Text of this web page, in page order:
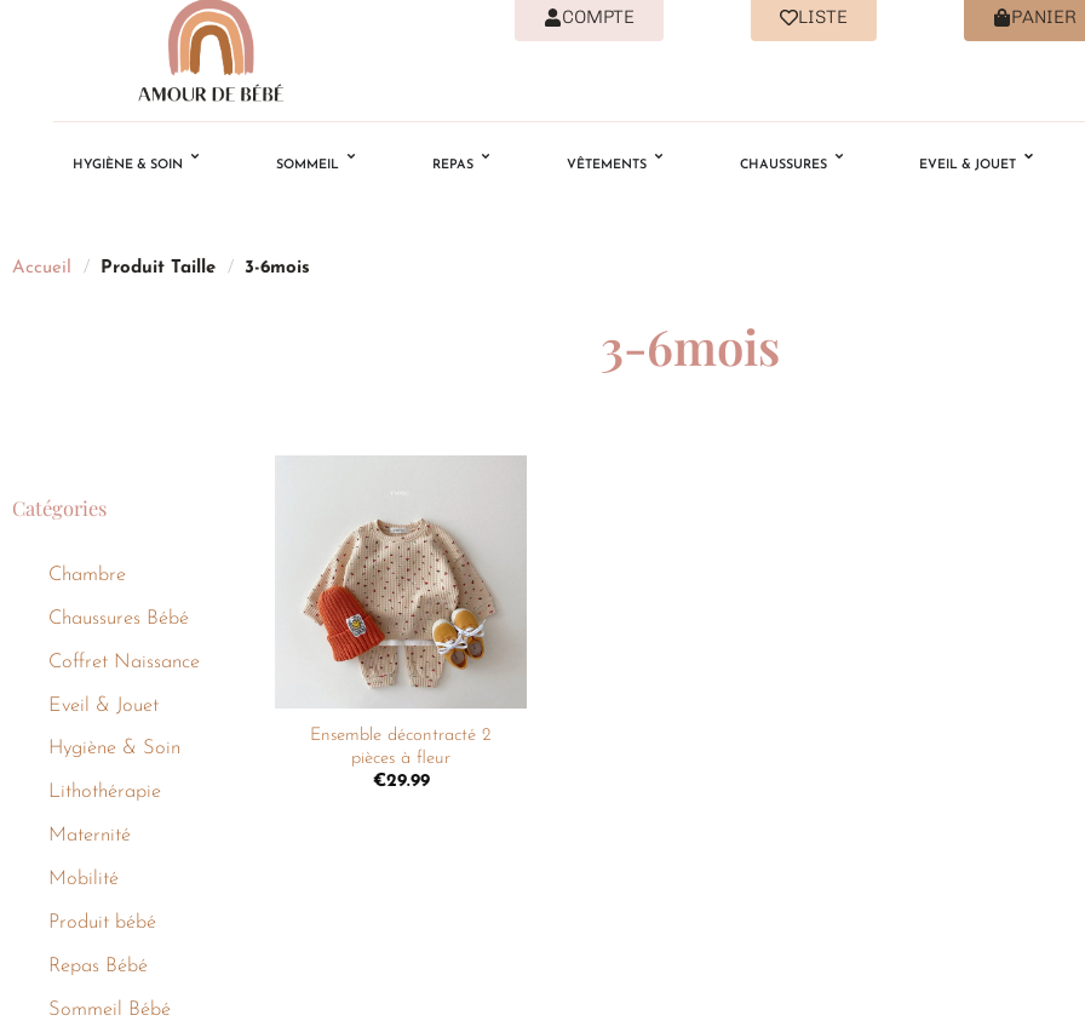
COMPTE LISTE PANIER
HYGIÈNE & SOIN SOMMEIL REPAS VÊTEMENTS CHAUSSURES EVEIL & JOUET
Accueil / Produit Taille / 3-6mois
3-6mois
Catégories
Chambre
Chaussures Bébé
Coffret Naissance
Eveil & Jouet
Hygiène & Soin
Lithothérapie
Maternité
Mobilité
Produit bébé
Repas Bébé
Sommeil Bébé
liste de
souhaits
Ensemble décontracté 2
pièces à fleur
€29.99